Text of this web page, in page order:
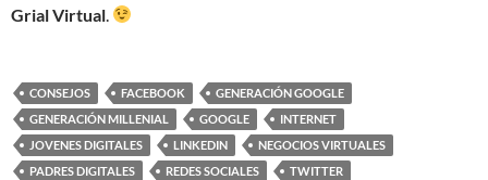
Grial Virtual
CONSEJOS FACEBOOK
GENERACIÓN GOOGLE
GENERACIÓN MILLENIAL
GOOGLE
INTERNET
JOVENES DIGITALES
LINKEDIN
NEGOCIOS VIRTUALES
PADRES DIGITALES
REDES SOCIALES TWITTER